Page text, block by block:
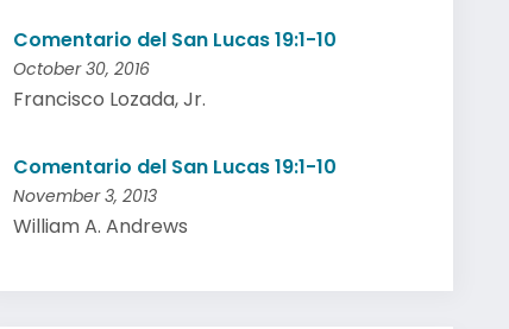
Comentario del San Lucas 19:1-10
October 30, 2016
Francisco Lozada, Jr.
Comentario del San Lucas 19:1-10
November 3, 2013
William A. Andrews